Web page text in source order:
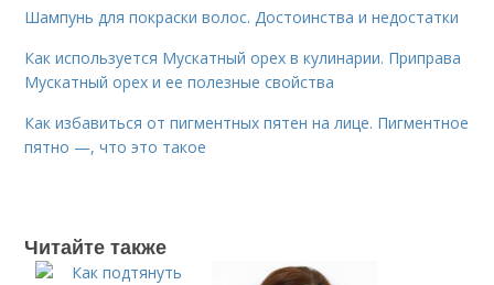
Шампунь для покраски волос. Достоинства и недостатки
Как используется Мускатный орех в кулинарии. Приправа
Мускатный орех и ее полезные свойства
Как избавиться от пигментных пятен на лице. Пигментное
пятно —, что это такое
Читайте также